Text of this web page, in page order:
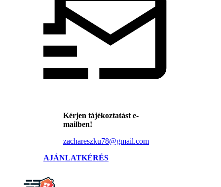
Kérjen tájékoztatást e-
mailben!
zachareszku78@gmail.com
AJÁNLATKÉRÉS